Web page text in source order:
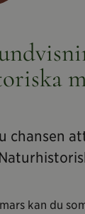
chansen
kan du